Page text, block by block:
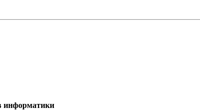
информатики